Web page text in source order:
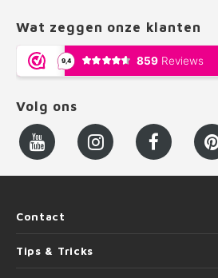
Wat zeggen onze klanten
Volg ons
Contact
Tips & Tricks